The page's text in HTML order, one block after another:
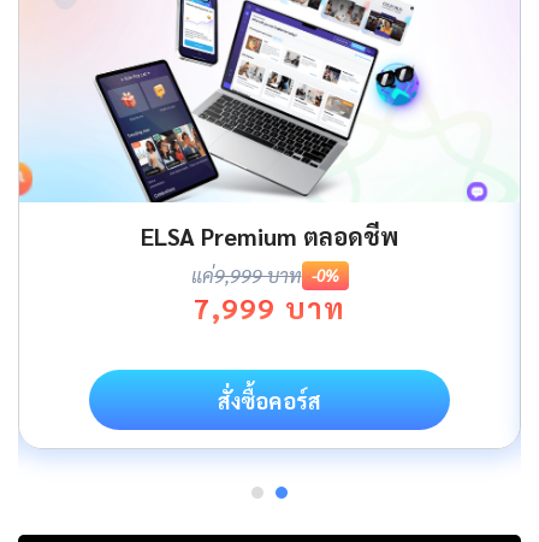
ELSA Premium ตลอดชีพ
แค่9,999 บาท -0%
7,999 บาท
สั่งซื้อคอร์ส